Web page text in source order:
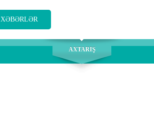
XƏBƏRLƏR
AXTARIŞ